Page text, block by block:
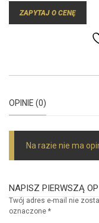
ZAPYTAJ O CENĘ
OPINIE (0)
Na razie nie ma
NAPISZ PIERWSZĄ
Twój adres e-mail nie
oznaczone *